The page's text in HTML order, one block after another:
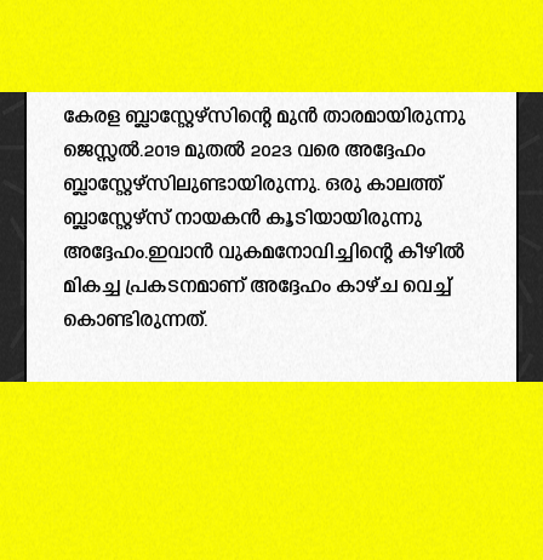
കേരള ബ്ലാസ്റ്റേഴ്‌സിന്റെ മുൻ താരമായിരുന്നു
ജെസ്സൽ.2019 മുതൽ 2023 വരെ അദ്ദേഹം
ബ്ലാസ്റ്റേഴ്‌സിലുണ്ടായിരുന്നു. ഒരു കാലത്ത്
ബ്ലാസ്റ്റേഴ്‌സ് നായകൻ കൂടിയായിരുന്നു
അദ്ദേഹം.ഇവാൻ വുകമനോവിച്ചിന്റെ കീഴിൽ
മികച്ച പ്രകടനമാണ് അദ്ദേഹം കാഴ്ച വെച്ച്
കൊണ്ടിരുന്നത്.